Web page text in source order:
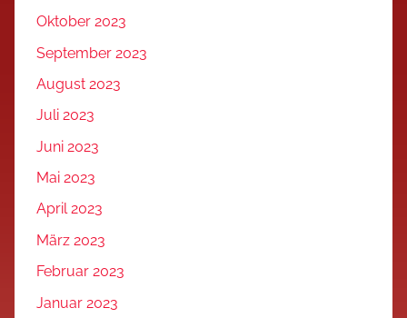
Oktober 2023
September 2023
August 2023
Juli 2023
Juni 2023
Mai 2023
April 2023
März 2023
Februar 2023
Januar 2023